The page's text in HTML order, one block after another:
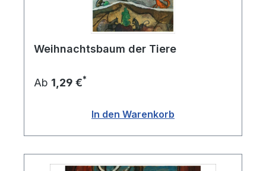
Einfluss auf die Kunst in anderen Ländern, wie
beispielsweise in den USA, wo der Künstler
Jackson Pollock die Technik des "Action
Painting" entwickelte. Dabei wurde die Farbe
geworfen, um die Bewegung und Energie der
Malerei zu betonen. Obwohl der
Bedeutung verlor, hat er dennoch einen
bleibenden Einfluss auf die moderne Kunst.
Weihnachtsbaum der Tiere
Ab 1,29 €*
In den Warenkorb